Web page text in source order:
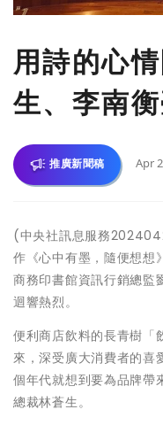
用詩的心
生、李南
推廣新聞稿 Apr
(中央社訊息服務
作《心中有墨，隨便想想
商務印書館資訊行銷總監
迴響熱烈。
便利商店飲料的長青樹「
來，深受廣大消費者的喜
個年代就想到要為品牌帶
總裁林蒼生。